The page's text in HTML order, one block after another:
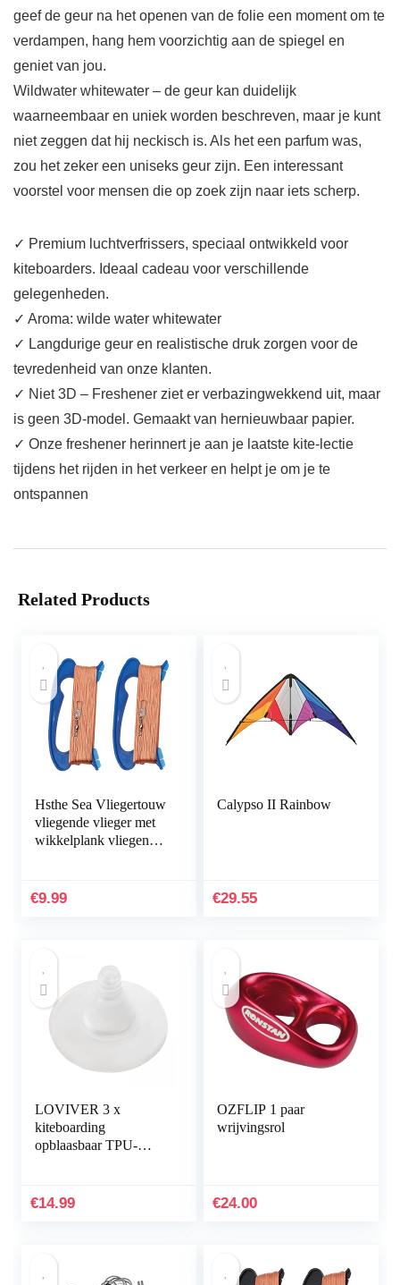
geef de geur na het openen van de folie een moment om te
verdampen, hang hem voorzichtig aan de spiegel en
geniet van jou.
Wildwater whitewater – de geur kan duidelijk
waarneembaar en uniek worden beschreven, maar je kunt
niet zeggen dat hij neckisch is. Als het een parfum was,
zou het zeker een uniseks geur zijn. Een interessant
voorstel voor mensen die op zoek zijn naar iets scherp.
✓ Premium luchtverfrissers, speciaal ontwikkeld voor
kiteboarders. Ideaal cadeau voor verschillende
gelegenheden.
✓ Aroma: wilde water whitewater
✓ Langdurige geur en realistische druk zorgen voor de
tevredenheid van onze klanten.
✓ Niet 3D – Freshener ziet er verbazingwekkend uit, maar
is geen 3D-model. Gemaakt van hernieuwbaar papier.
✓ Onze freshener herinnert je aan je laatste kite-lectie
tijdens het rijden in het verkeer en helpt je om je te
ontspannen
Related Products
Hsthe Sea Vliegertouw
vliegende vlieger met
wikkelplank vliegende
€9.99
Calypso II Rainbow
€29.55
LOVIVER 3 x
kiteboarding
opblaasbaar TPU-
reparatie
€14.99
OZFLIP 1 paar
wrijvingsrol
€24.00